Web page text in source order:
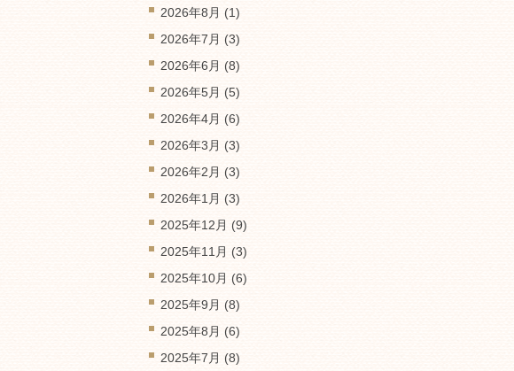
2026年8月 (1)
2026年7月 (3)
2026年6月 (8)
2026年5月 (5)
2026年4月 (6)
2026年3月 (3)
2026年2月 (3)
2026年1月 (3)
2025年12月 (9)
2025年11月 (3)
2025年10月 (6)
2025年9月 (8)
2025年8月 (6)
2025年7月 (8)